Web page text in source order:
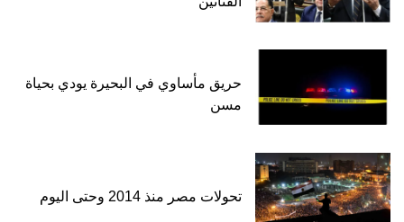
حريق مأساوي في البحيرة يودي بحياة
مسن
تحولات مصر منذ 2014 وحتى اليوم